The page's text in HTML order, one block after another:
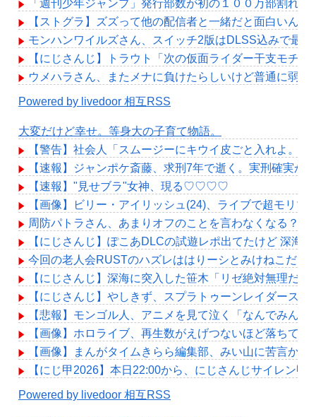
「週刊少年ジャンプ」発行部数が初の１００万部割れ
【ストグラ】ズズって他の配信者と一緒だと面白いんだ
モンハンワイルズさん、スイッチ2版はDLSS込みで最
【にじさんじ】トラウト「次の仮面ライダー干支モチ
ウメハラさん、またメナに負けたらしいけど普通に弱め
Powered by livedoor 相互RSS
大変だけど幸せ。等身大の子育て物語。
【警告】社会人「スムージーにキウイ皮ごと入れよ。
【速報】ジャンポケ斎藤、求刑7年で逝く。実刑確実か
【速報】"見せブラ"女神、現る♡♡♡♡
【画像】ビリー・アイリッシュ(24)、ライブで超モリ
周防パトラさん、あまりオフのことを言わなくなる？
【にじさんじ】ぽこあDLCの試遊レポ出てたけど 深海
今回の老人会RUSTのハズレははりーシとみけねこだ
【にじさんじ】深海に突入した笹木「リゼ絶対無理だわ
【にじさんじ】やしきず、スプラトゥーンレイダース
【悲報】モンゴル人、アニメを見て泣く「なんでみん
【画像】ホロライブ、再生数がえげつないほど落ちて
【画像】まんがタイムきらら編集部、みい山に苦言か
【にじ甲2026】本日22:00から、にじさんじサイレン甲
Powered by livedoor 相互RSS